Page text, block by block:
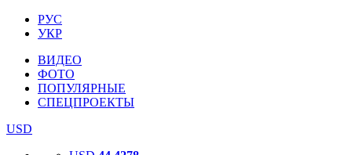
РУС
УКР
ВИДЕО
ФОТО
ПОПУЛЯРНЫЕ
СПЕЦПРОЕКТЫ
USD